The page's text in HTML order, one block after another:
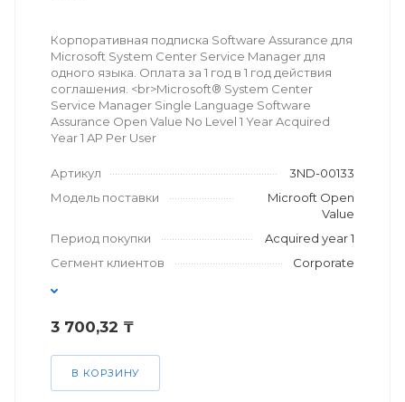
Корпоративная подписка Software Assurance для
Microsoft System Center Service Manager для
одного языка. Оплата за 1 год в 1 год действия
соглашения. <br>Microsoft® System Center
Service Manager Single Language Software
Assurance Open Value No Level 1 Year Acquired
Year 1 AP Per User
Артикул
3ND-00133
Модель поставки
Microoft Open
Value
Период покупки
Acquired year 1
Сегмент клиентов
Corporate
3 700,32 ₸
В КОРЗИНУ